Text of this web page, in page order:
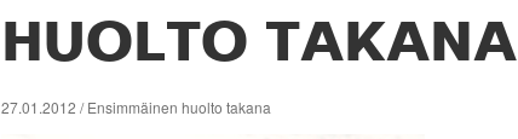
HUOLTO TAKANA
27.01.2012 / Ensimmäinen huolto takana